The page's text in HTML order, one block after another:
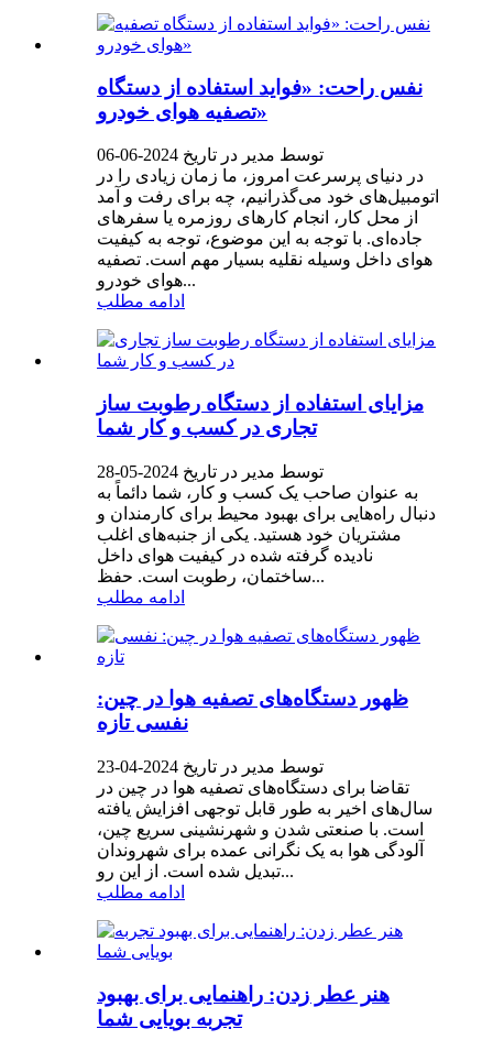
نفس راحت: «فواید استفاده از دستگاه
تصفیه هوای خودرو»
توسط مدیر در تاریخ 2024-06-06
در دنیای پرسرعت امروز، ما زمان زیادی را در
اتومبیل‌های خود می‌گذرانیم، چه برای رفت و آمد
از محل کار، انجام کارهای روزمره یا سفرهای
جاده‌ای. با توجه به این موضوع، توجه به کیفیت
هوای داخل وسیله نقلیه بسیار مهم است. تصفیه
هوای خودرو...
ادامه مطلب
مزایای استفاده از دستگاه رطوبت ساز
تجاری در کسب و کار شما
توسط مدیر در تاریخ 2024-05-28
به عنوان صاحب یک کسب و کار، شما دائماً به
دنبال راه‌هایی برای بهبود محیط برای کارمندان و
مشتریان خود هستید. یکی از جنبه‌های اغلب
نادیده گرفته شده در کیفیت هوای داخل
ساختمان، رطوبت است. حفظ...
ادامه مطلب
ظهور دستگاه‌های تصفیه هوا در چین:
نفسی تازه
توسط مدیر در تاریخ 2024-04-23
تقاضا برای دستگاه‌های تصفیه هوا در چین در
سال‌های اخیر به طور قابل توجهی افزایش یافته
است. با صنعتی شدن و شهرنشینی سریع چین،
آلودگی هوا به یک نگرانی عمده برای شهروندان
تبدیل شده است. از این رو...
ادامه مطلب
هنر عطر زدن: راهنمایی برای بهبود
تجربه بویایی شما